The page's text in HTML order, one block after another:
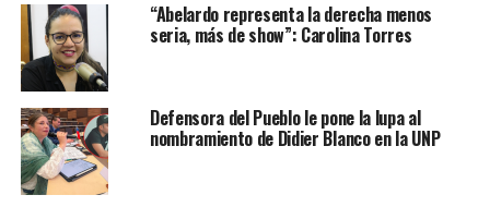
“Abelardo representa la derecha menos
seria, más de show”: Carolina Torres
Defensora del Pueblo le pone la lupa al
nombramiento de Didier Blanco en la UNP